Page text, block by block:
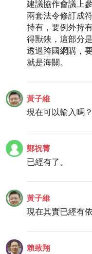
建議協作會議上
兩套法令修訂成
持有，要例外持
得獸鋏，這部分
透過跨國網購，
就是海關。
黃子維
現在可以輸入嗎？
鄭祝菁
已經有了。
黃子維
現在其實已經有依
賴致翔